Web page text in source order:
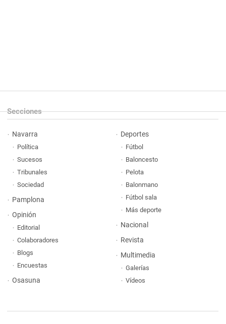
Secciones
Navarra
Política
Sucesos
Tribunales
Sociedad
Pamplona
Opinión
Editorial
Colaboradores
Blogs
Encuestas
Osasuna
Deportes
Fútbol
Baloncesto
Pelota
Balonmano
Fútbol sala
Más deporte
Nacional
Revista
Multimedia
Galerías
Vídeos